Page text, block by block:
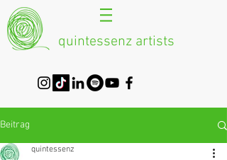
quintessenz artists
Beitrag
quintessenz